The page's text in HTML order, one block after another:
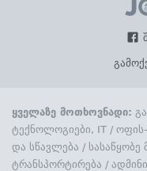
ყველაზე მოთხოვნადი:
ტექნოლოგიები, IT /
და სწავლება / სასაწყობე
ტრანსპორტირება /